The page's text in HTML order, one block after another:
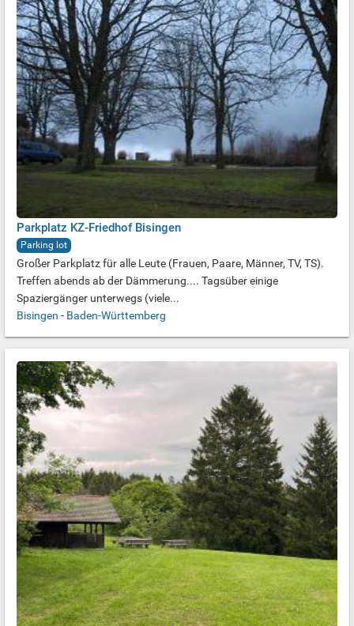
Parkplatz KZ-Friedhof Bisingen
Parking lot
Großer Parkplatz für alle Leute (Frauen, Paare, Männer, TV, TS).
Treffen abends ab der Dämmerung.... Tagsüber einige
Spaziergänger unterwegs (viele...
Bisingen - Baden-Württemberg